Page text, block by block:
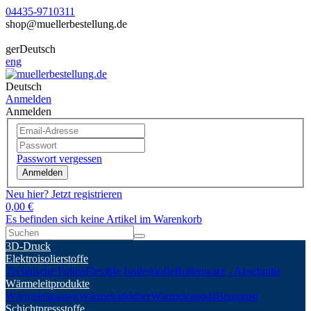
04435-9710311
shop@muellerbestellung.de
gerDeutsch
eng
Deutsch
Anmelden
Anmelden
Passwort vergessen
Anmelden
Neu hier? Jetzt registrieren
0,00 €
Es befinden sich keine Artikel im Warenkorb
3D-Druck
Elektroisolierstoffe
Technische FolienFlexible IsolierstoffeRollenware - Abschnitte
Wärmeleitprodukte
WärmeleitpastenWärmeleitkleberWärmeleitpadsBergquist
Schichtpressstoffe